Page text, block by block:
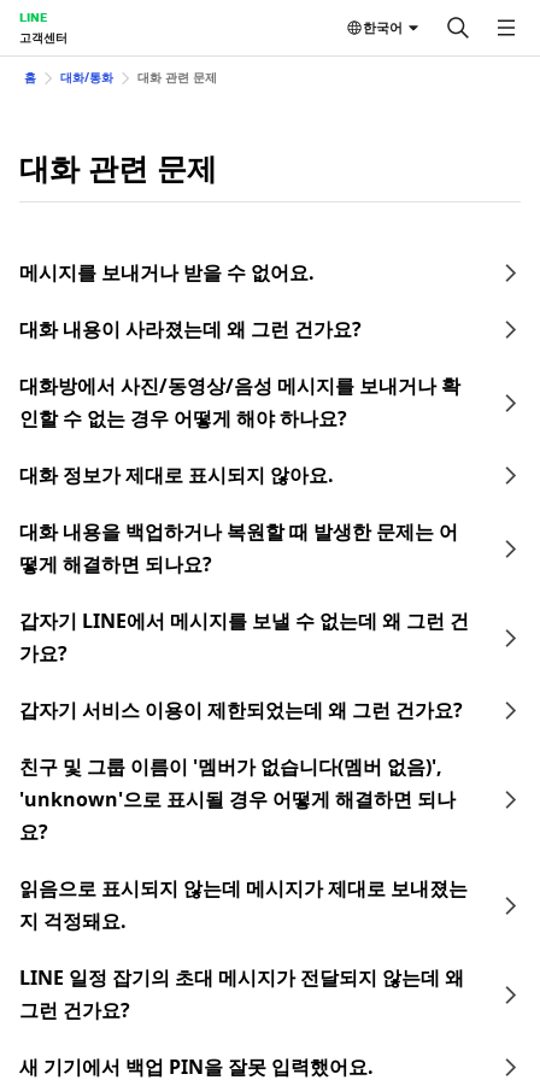
LINE
고객센터
한국어
홈 대화/통화 대화 관련 문제
대화 관련 문제
메시지를 보내거나 받을 수 없어요.
대화 내용이 사라졌는데 왜 그런 건가요?
대화방에서 사진/동영상/음성 메시지를 보내거나 확
인할 수 없는 경우 어떻게 해야 하나요?
대화 정보가 제대로 표시되지 않아요.
대화 내용을 백업하거나 복원할 때 발생한 문제는 어
떻게 해결하면 되나요?
갑자기 LINE에서 메시지를 보낼 수 없는데 왜 그런 건
가요?
갑자기 서비스 이용이 제한되었는데 왜 그런 건가요?
친구 및 그룹 이름이 '멤버가 없습니다(멤버 없음)',
'unknown'으로 표시될 경우 어떻게 해결하면 되나
요?
읽음으로 표시되지 않는데 메시지가 제대로 보내졌는
지 걱정돼요.
LINE 일정 잡기의 초대 메시지가 전달되지 않는데 왜
그런 건가요?
새 기기에서 백업 PIN을 잘못 입력했어요.